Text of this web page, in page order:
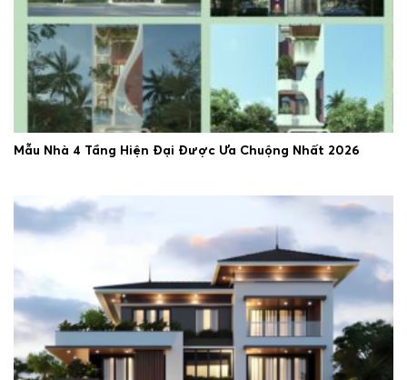
Mẫu Nhà 4 Tầng Hiện Đại Được Ưa Chuộng Nhất 2026